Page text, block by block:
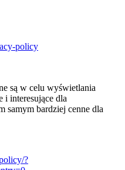
policy
są w celu wyświetlania
i interesujące dla
samym bardziej cenne dla
?